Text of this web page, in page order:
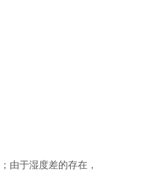
由于湿度差的存在，